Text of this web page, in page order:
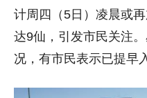
计周四（5日）凌晨或
达9仙，引发市民关注
况，有市民表示已提早